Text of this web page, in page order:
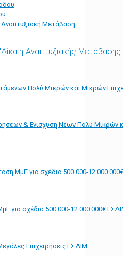
Μετάβαση
Αναπτυξιακής
Πολύ Μικρών και Μικρών
& Ενίσχυση Νέων Πολύ Μικρών
ΜμΕ για σχέδια 500.000-
για σχέδια 500.000-12.000.000€
Επιχειρήσεις ΕΣΔΙΜ